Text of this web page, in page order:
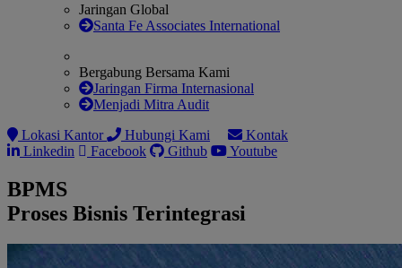
Jaringan Global
Santa Fe Associates International
Bergabung Bersama Kami
Jaringan Firma Internasional
Menjadi Mitra Audit
Lokasi Kantor
Hubungi Kami
Kontak
Linkedin
Facebook Github Youtube
BPMS
Proses Bisnis Terintegrasi